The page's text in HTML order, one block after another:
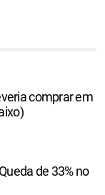
comprar em
de 33% no